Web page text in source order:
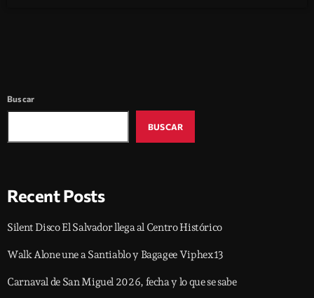
Buscar
BUSCAR
Recent Posts
Silent Disco El Salvador llega al Centro Histórico
Walk Alone une a Santiablo y Bagagee Viphex13
Carnaval de San Miguel 2026, fecha y lo que se sabe